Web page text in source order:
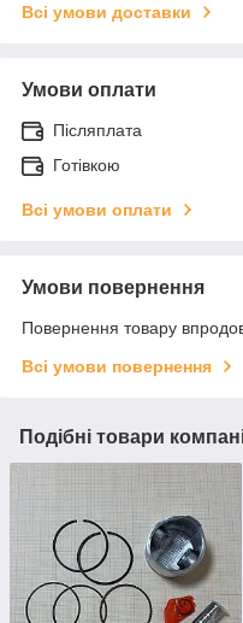
Всі умови доставки
Умови оплати
Післяплата
Готівкою
Всі умови оплати
Умови повернення
Повернення товару
Всі умови повернення
Подібні товари